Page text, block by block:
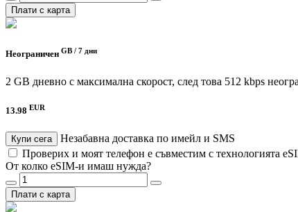
Плати с карта
Неограничен GB / 7 дни
2 GB дневно с максимална скорост, след това 512 kbps
13.98 EUR
Купи сега
Незабавна доставка по имейл и SMS
Проверих и моят телефон е съвместим с технологията
От колко eSIM-и имаш нужда?
Плати с карта